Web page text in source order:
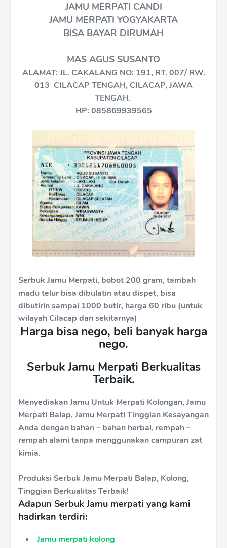
JAMU MERPATI CANDI
JAMU MERPATI YOGYAKARTA
BISA BAYAR DIRUMAH
MAS AGUS SUSANTO
ALAMAT: JL. CAKALANG NO: 191, RT. 007/ RW.
013 CILACAP TENGAH, CILACAP, JAWA
TENGAH.
HP: 085869939565
Serbuk Jamu Merpati, bobot 200 gram, tambah
madu telur bisa dibulatin atau dispet, bisa
dibutirin sampai 1000 butir, harga 60 ribu (untuk
wilayah Cilacap dan sekitarnya)
Harga bisa nego, beli banyak harga
nego.
Serbuk Jamu Merpati Berkualitas
Terbaik.
Menyediakan Jamu Untuk Merpati Kolongan, Jamu
Merpati Balap, Jamu Merpati Tinggian Kesayangan
Anda dengan bahan – bahan herbal, rempah –
rempah alami tanpa menggunakan campuran zat
kimia.
Produksi Serbuk Jamu Merpati Balap, Kolong,
Tinggian Berkualitas Terbaik!
Adapun Serbuk Jamu merpati yang kami
hadirkan terdiri:
Jamu merpati kolong